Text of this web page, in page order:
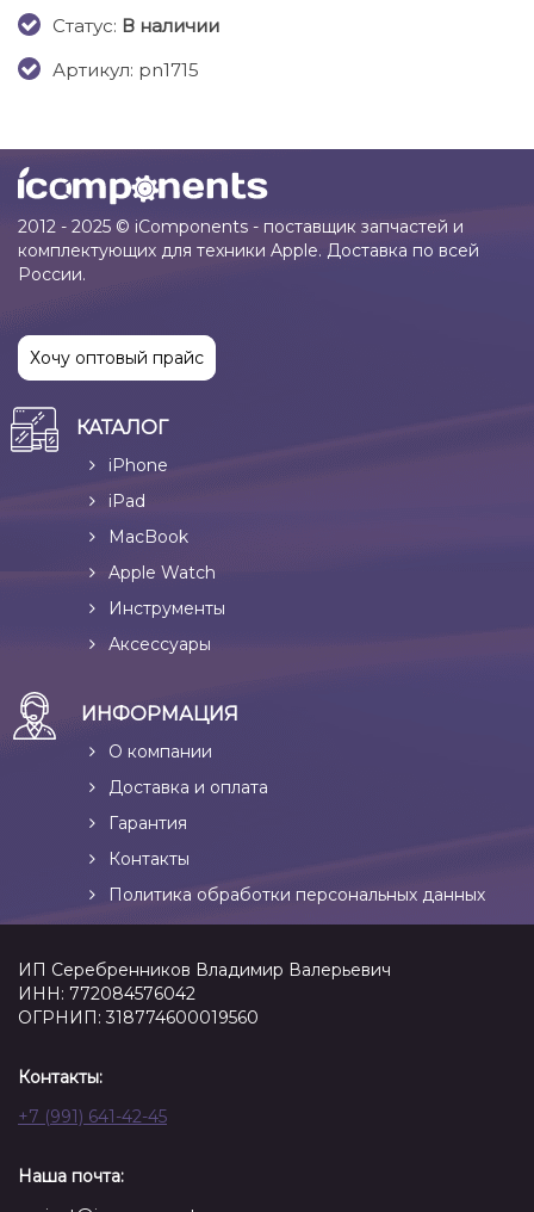
Cтатус: В наличии
Артикул: pn1715
2012 - 2025 © iComponents - поставщик запчастей и
комплектующих для техники Apple. Доставка по всей
России.
Хочу оптовый прайс
КАТАЛОГ
iPhone
iPad
MacBook
Apple Watch
Инструменты
Аксессуары
ИНФОРМАЦИЯ
О компании
Доставка и оплата
Гарантия
Контакты
Политика обработки персональных данных
ИП Серебренников Владимир Валерьевич
ИНН: 772084576042
ОГРНИП: 318774600019560
Контакты:
+7 (991) 641-42-45
Наша почта: